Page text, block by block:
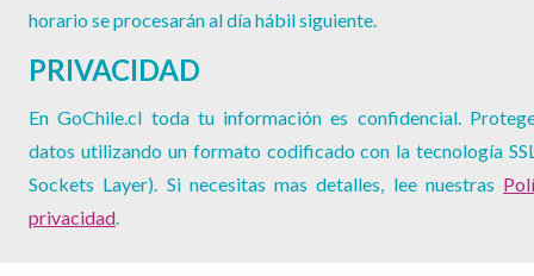
horario se procesarán al día hábil siguiente.
PRIVACIDAD
En GoChile.cl toda tu información es confidencial.
datos utilizando un formato codificado con la tecnología
Sockets Layer). Si necesitas mas detalles, lee nuestras
privacidad.